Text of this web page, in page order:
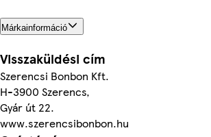
Márkainformáció
Visszaküldési cím
Szerencsi Bonbon Kft.
H-3900 Szerencs,
Gyár út 22.
www.szerencsibonbon.hu